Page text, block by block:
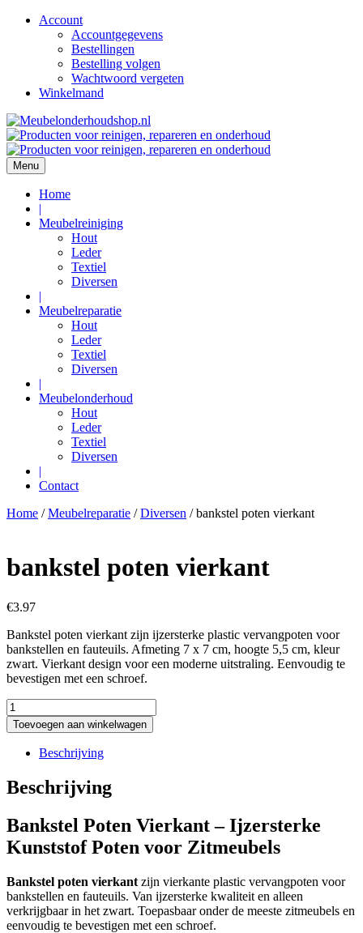
Account
Accountgegevens
Bestellingen
Bestelling volgen
Wachtwoord vergeten
Winkelmand
Ga
naar
de
inhoud
Menu
Home
|
Meubelreiniging
Hout
Leder
Textiel
Diversen
|
Meubelreparatie
Hout
Leder
Textiel
Diversen
|
Meubelonderhoud
Hout
Leder
Textiel
Diversen
|
Contact
Home /Meubelreparatie /Diversen / bankstel poten vierkant
bankstel poten vierkant
€3.97
Bankstel poten vierkant zijn ijzersterke plastic vervangpoten voor
bankstellen en fauteuils. Afmeting 7 x 7 cm, hoogte 5,5 cm, kleur
zwart. Vierkant design voor een moderne uitstraling. Eenvoudig te
bevestigen met een schroef.
bankstel
poten
vierkant
aantal
Toevoegen aan winkelwagen
Beschrijving
Beschrijving
Bankstel Poten Vierkant – Ijzersterke
Kunststof Poten voor Zitmeubels
Bankstel poten vierkant zijn vierkante plastic vervangpoten voor
bankstellen en fauteuils. Van ijzersterke kwaliteit en alleen
verkrijgbaar in het zwart. Toepasbaar onder de meeste zitmeubels en
eenvoudig te bevestigen met een schroef.